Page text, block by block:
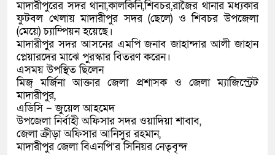
মাদারীপুরের সদর থানা,কালকিনি,শিবচর,রাজৈর থানার মধ্যকার
ফুটবল খেলায় মাদারীপুর সদর (ছেলে) ও শিবচর উপজেলা
(মেয়ে) চ্যাম্পিয়ন হয়েছে।
মাদারীপুর সদর আসনের এমপি জনাব জাহান্দার আলী জাহান
প্লেয়ারদের মাঝে পুরস্কার বিতরণ করেন।
এসময় উপস্থিত ছিলেন
মিজ্ মর্জিনা আক্তার জেলা প্রশাসক ও জেলা ম্যাজিস্ট্রেট
মাদারীপুর,
এডিসি – জুয়েল আহমেদ
উপজেলা নির্বাহী অফিসার সদর ওয়াদিয়া শাবাব,
জেলা ক্রীড়া অফিসার আনিসুর রহমান,
মাদারীপুর জেলা বিএনপি’র সিনিয়র নেতৃবৃন্দ